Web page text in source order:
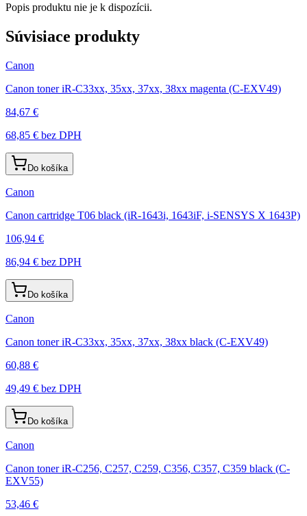
Popis produktu nie je k dispozícii.
Súvisiace produkty
Canon
Canon toner iR-C33xx, 35xx, 37xx, 38xx magenta (C-EXV49)
84,67 €
68,85 € bez DPH
Do košíka
Canon
Canon cartridge T06 black (iR-1643i, 1643iF, i-SENSYS X 1643P)
106,94 €
86,94 € bez DPH
Do košíka
Canon
Canon toner iR-C33xx, 35xx, 37xx, 38xx black (C-EXV49)
60,88 €
49,49 € bez DPH
Do košíka
Canon
Canon toner iR-C256, C257, C259, C356, C357, C359 black (C-
EXV55)
53,46 €